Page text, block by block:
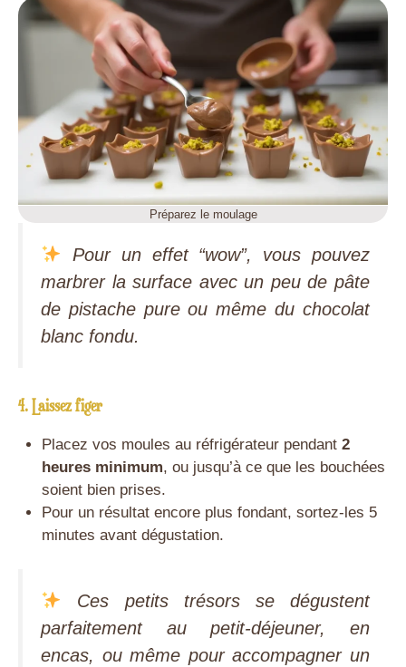
Préparez le moulage
Pour un effet “wow”, vous pouvez
marbrer la surface avec un peu de pâte
de pistache pure ou même du chocolat
blanc fondu.
4. Laissez figer
Placez vos moules au réfrigérateur pendant 2
heures minimum, ou jusqu’à ce que les bouchées
soient bien prises.
Pour un résultat encore plus fondant, sortez-les 5
minutes avant dégustation.
Ces petits trésors se dégustent
parfaitement au petit-déjeuner, en
encas, ou même pour accompagner un